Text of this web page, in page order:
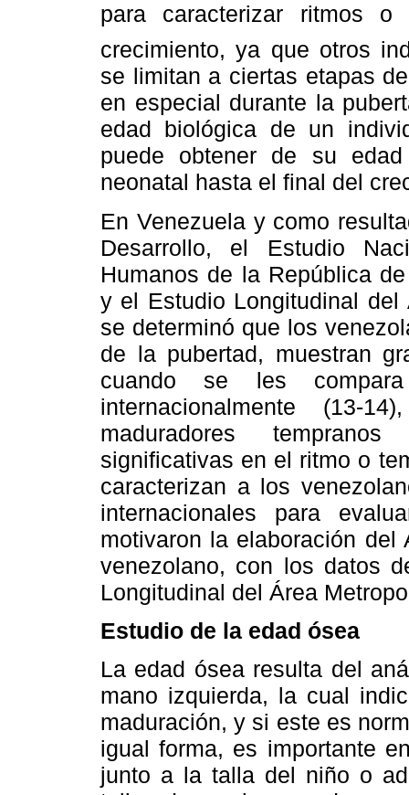
para caracterizar ritmos o
crecimiento, ya que otros
se limitan a ciertas etapas
en especial durante la
edad biológica de un
puede obtener de su
neonatal hasta el final del
En Venezuela y como
Desarrollo, el Estudio
Humanos de la República
y el Estudio Longitudinal del
se determinó que los
de la pubertad, muestran
cuando se les
internacionalmente
maduradores
significativas en el ritmo o
caracterizan a los
internacionales para
motivaron la elaboración
venezolano, con los datos
Longitudinal del Área
Estudio de la edad ósea
La edad ósea resulta del
mano izquierda, la cual
maduración, y si este es
igual forma, es importante
junto a la talla del niño o